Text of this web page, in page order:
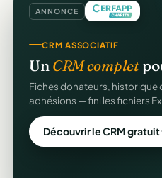
ANNONCE
CRM ASSOCIATIF
Un CRM complet
Fiches donateurs, historique
adhésions — fini les fichiers
Découvrir le CRM gratuit